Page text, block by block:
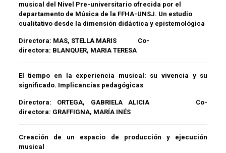
musical del Nivel Pre-universitario ofrecida por el
departamento de Música de la FFHA-UNSJ. Un estudio
cualitativo desde la dimensión didáctica y epistemológica
Directora: MAS, STELLA MARIS Co-
directora: BLANQUER, MARIA TERESA
El tiempo en la experiencia musical: su vivencia y su
significado. Implicancias pedagógicas
Directora: ORTEGA, GABRIELA ALICIA Co-
directora: GRAFFIGNA, MARÍA INÉS
Creación de un espacio de producción y ejecución
musical